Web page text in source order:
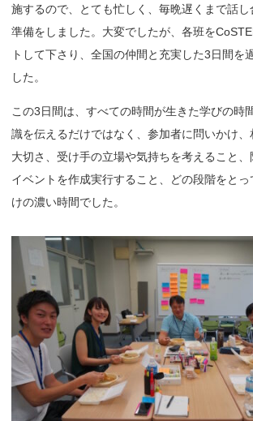
施するので、とても忙しく、毎晩遅くまで話
準備をしました。大変でしたが、各班を
トして下さり、全国の仲間と充実した3日間を
した。
この3日間は、すべての時間が生きた学びの時
識を伝えるだけではなく、参加者に問いかけ、
大切さ、受け手の立場や気持ちを考えること
イベントを作成実行すること、どの段階をと
けの濃い時間でした。